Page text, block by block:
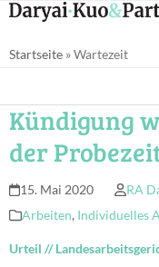
Skip
content
Open
menu
Close
menu
Startseite »Wartezeit
Kündigung
der
15. Mai 2020
RA
Arbeiten, Individuelles
Urteil //